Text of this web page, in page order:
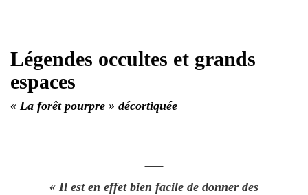
Légendes occultes et grands
espaces
« La forêt pourpre » décortiquée
« Il est en effet bien facile de donner des